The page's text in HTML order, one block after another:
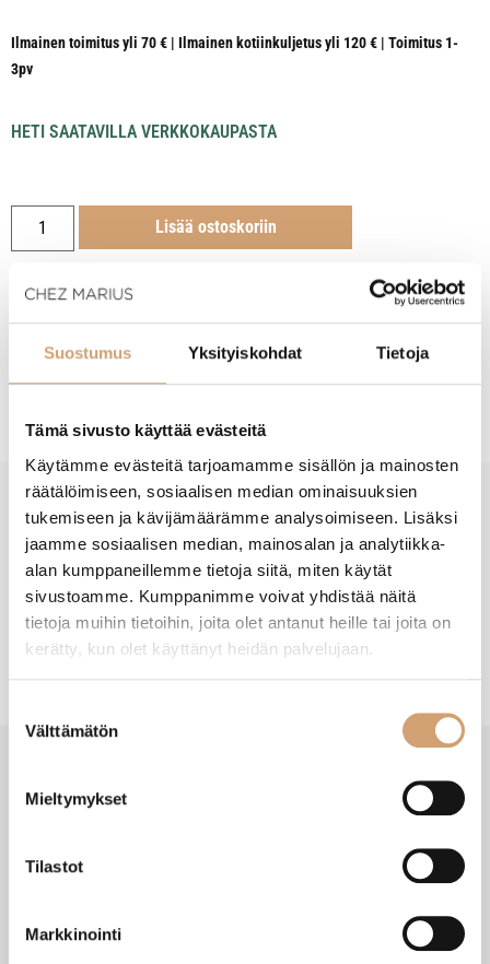
Suostumus Yksityiskohdat Tietoja
Tämä sivusto käyttää evästeitä
Käytämme evästeitä tarjoamamme sisällön ja mainosten
räätälöimiseen, sosiaalisen median ominaisuuksien
tukemiseen ja kävijämäärämme analysoimiseen. Lisäksi
jaamme sosiaalisen median, mainosalan ja analytiikka-
alan kumppaneillemme tietoja siitä, miten käytät
sivustoamme. Kumppanimme voivat yhdistää näitä
tietoja muihin tietoihin, joita olet antanut heille tai joita on
kerätty, kun olet käyttänyt heidän palvelujaan.
valinta
Välttämätön
Mieltymykset
Tilastot
Markkinointi
Ilmainen toimitus yli 70 € | Ilmainen kotiinkuljetus yli 120 € | Toimitus 1-
3pv
HETI SAATAVILLA VERKKOKAUPASTA
Lisää ostoskoriin
Tuotekuvaus
- Tuotteesta ei ole vielä arvosteluja -
New content loaded
SAATAT TARVITA MYÖS NÄITÄ